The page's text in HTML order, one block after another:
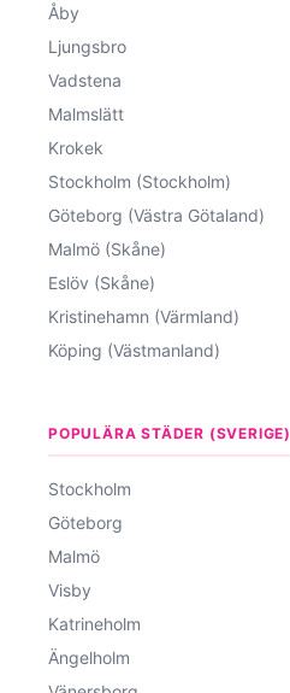
Åby
Ljungsbro
Vadstena
Malmslätt
Krokek
Stockholm (Stockholm)
Göteborg (Västra Götaland)
Malmö (Skåne)
Eslöv (Skåne)
Kristinehamn (Värmland)
Köping (Västmanland)
POPULÄRA STÄDER (SVERIGE)
Stockholm
Göteborg
Malmö
Visby
Katrineholm
Ängelholm